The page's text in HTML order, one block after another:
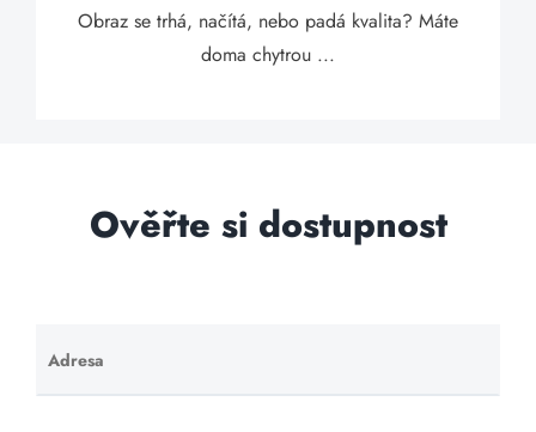
Obraz se trhá, načítá, nebo padá kvalita? Máte
doma chytrou ...
Ověřte si dostupnost
Adresa
Ponechte
toto pole